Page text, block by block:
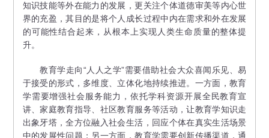
知识技能等外在能力的发展，更关注个体道德审美等内心世
界的充盈，其目的是将个人成长过程中内在需求和外在发展
的可能性结合起来，从根本上实现人类生命质量的整体提
升。
教育学走向“人人之学”需要借助社会大众喜闻乐见、易
于接受的形式，多维度、立体化地持续推进。一方面，教育
学需要增强社会服务能力，依托学科资源开展全民教育宣
讲、家庭教育指导、社区教育服务等活动，让教育学知识走
出象牙塔，全方位融入社会生活，回应个体在真实生活场景
中的发展性问题；另一方面，教育学需要创新传播渠道，通